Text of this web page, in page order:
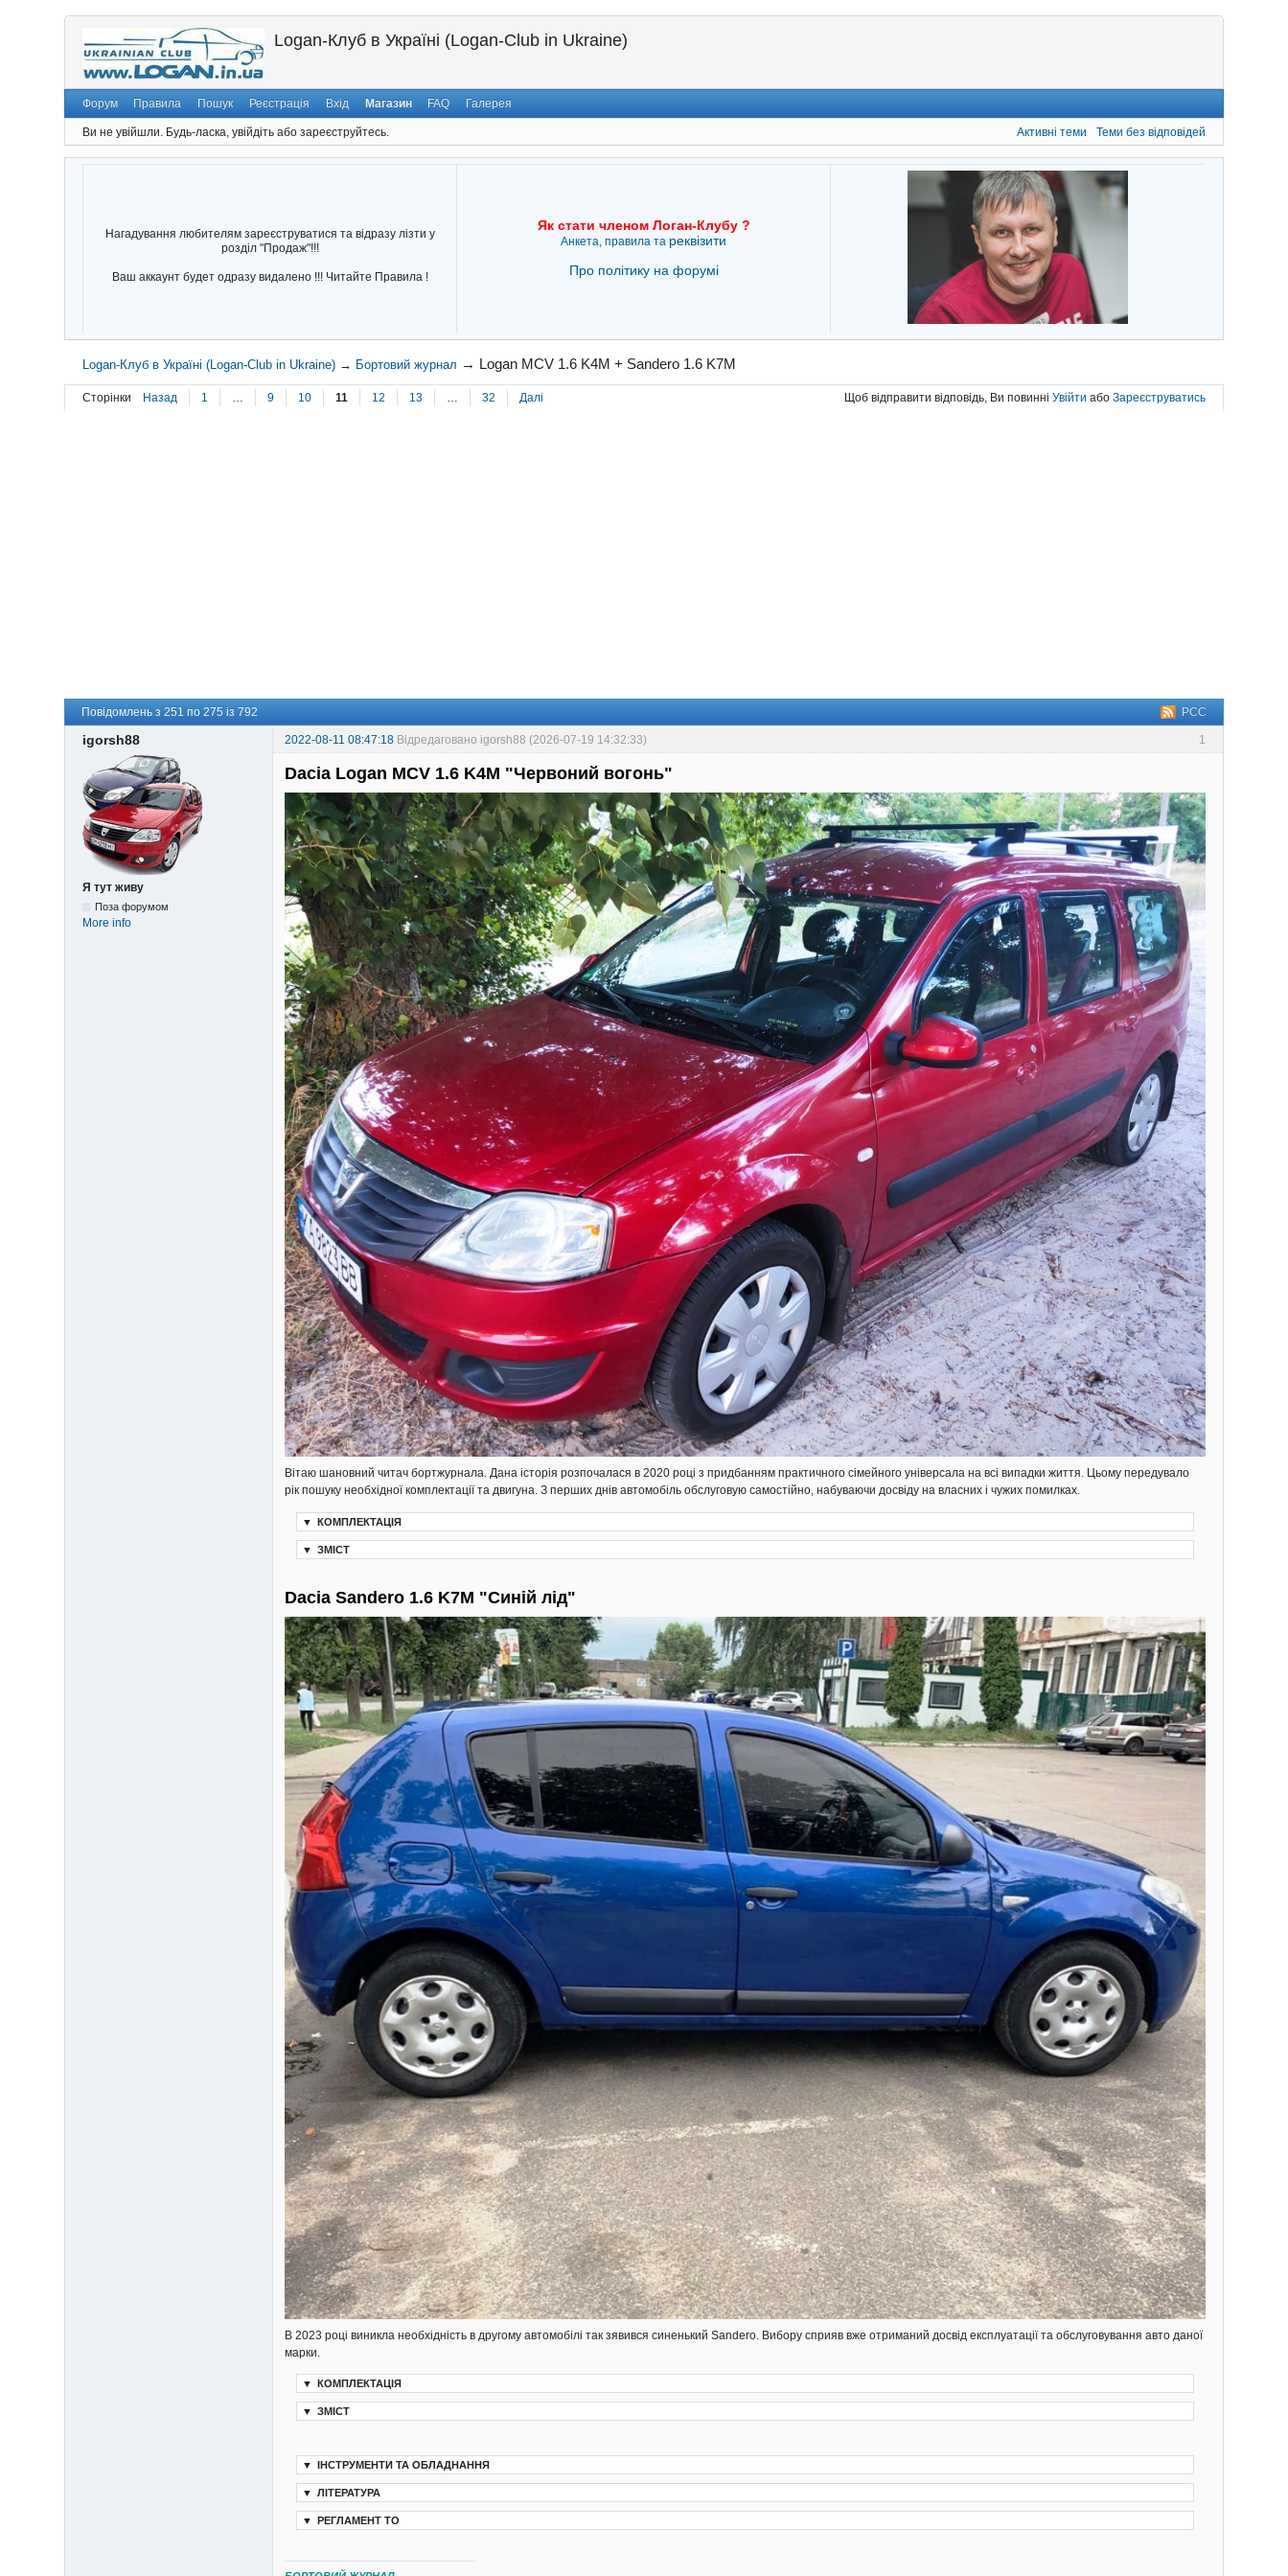
Logan-Клуб в Україні (Logan-Club in Ukraine)
Форум Правила Пошук Реєстрація Вхід Магазин FAQ Галерея
Ви не увійшли. Будь-ласка, увійдіть або зареєструйтесь. Активні теми Теми без відповідей
Нагадування любителям зареєструватися та відразу лізти у
розділ "Продаж"!!!
Ваш аккаунт будет одразу видалено !!! Читайте Правила !
Як стати членом Логан-Клубу ?
Анкета, правила та реквізити
Про політику на форумі
Logan-Клуб в Україні (Logan-Club in Ukraine) → Бортовий журнал → Logan MCV 1.6 K4M + Sandero 1.6 K7M
Сторінки Назад 1 … 9 10 11 12 13 … 32 Далі Щоб відправити відповідь, Ви повинні Увійти або Зареєструватись
РСС
Повідомлень з 251 по 275 із 792
1
igorsh88 2022-08-11 08:47:18 Відредаговано igorsh88 (2026-07-19 14:32:33)
Я тут живу
Поза форумом
More info
Dacia Logan MCV 1.6 K4M "Червоний вогонь"
Вітаю шановний читач бортжурнала. Дана історія розпочалася в 2020 році з придбанням практичного сімейного універсала на всі випадки життя. Цьому передувало
рік пошуку необхідної комплектації та двигуна. З перших днів автомобіль обслуговую самостійно, набуваючи досвіду на власних і чужих помилках.
▼ КОМПЛЕКТАЦІЯ
▼ ЗМІСТ
Dacia Sandero 1.6 K7M "Синій лід"
В 2023 році виникла необхідність в другому автомобілі так зявився синенький Sandero. Вибору сприяв вже отриманий досвід експлуатації та обслуговування авто даної
марки.
▼ КОМПЛЕКТАЦІЯ
▼ ЗМІСТ
▼ ІНСТРУМЕНТИ ТА ОБЛАДНАННЯ
▼ ЛІТЕРАТУРА
▼ РЕГЛАМЕНТ ТО